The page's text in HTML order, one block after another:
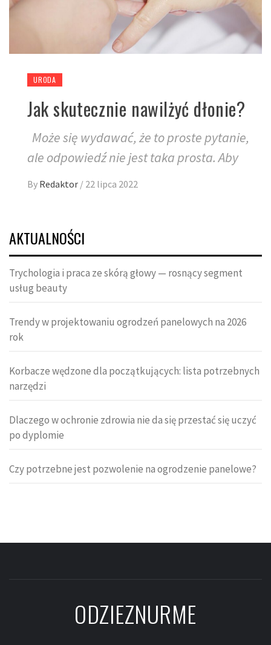
URODA
Jak skutecznie nawilżyć dłonie?
Może się wydawać, że to proste pytanie,
ale odpowiedź nie jest taka prosta. Aby
By Redaktor / 22 lipca 2022
AKTUALNOŚCI
Trychologia i praca ze skórą głowy — rosnący segment
usług beauty
Trendy w projektowaniu ogrodzeń panelowych na 2026
rok
Korbacze wędzone dla początkujących: lista potrzebnych
narzędzi
Dlaczego w ochronie zdrowia nie da się przestać się uczyć
po dyplomie
Czy potrzebne jest pozwolenie na ogrodzenie panelowe?
ODZIEZNURME